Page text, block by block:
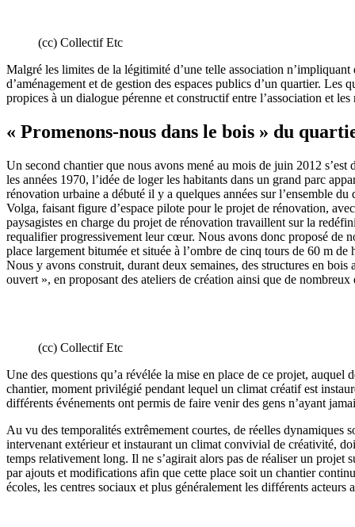
(cc) Collectif Etc
Malgré les limites de la légitimité d’une telle association
d’aménagement et de gestion des espaces publics d’un quartier.
propices à un dialogue pérenne et constructif entre l’association et
« Promenons-nous dans le bois » du
Un second chantier que nous avons mené au mois de juin 2012 s’est
les années 1970, l’idée de loger les habitants dans un grand parc
rénovation urbaine a débuté il y a quelques années sur l’ensemble
Volga, faisant figure d’espace pilote pour le projet de rénovation,
paysagistes en charge du projet de rénovation travaillent sur la
requalifier progressivement leur cœur. Nous avons donc proposé de
place largement bitumée et située à l’ombre de cinq tours de 60 m
Nous y avons construit, durant deux semaines, des structures en
ouvert », en proposant des ateliers de création ainsi que de nombreux
(cc) Collectif Etc
Une des questions qu’a révélée la mise en place de ce projet,
chantier, moment privilégié pendant lequel un climat créatif est
différents événements ont permis de faire venir des gens n’ayant
Au vu des temporalités extrêmement courtes, de réelles dynamiques
intervenant extérieur et instaurant un climat convivial de créativité,
temps relativement long. Il ne s’agirait alors pas de réaliser un projet
par ajouts et modifications afin que cette place soit un chantier
écoles, les centres sociaux et plus généralement les différents